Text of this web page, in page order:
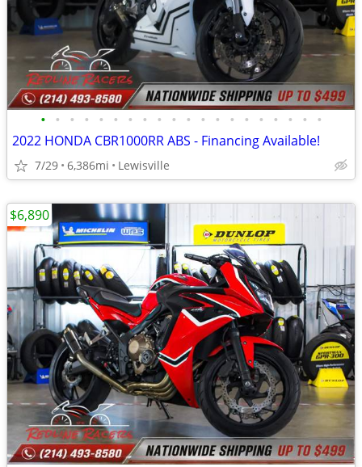
• • • • • • • • • • • • • • • • • • • •
2022 HONDA CBR1000RR ABS - Financing Available!
7/29 6,386mi Lewisville
$6,890